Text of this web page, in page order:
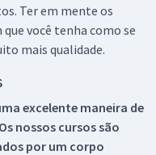
Ter em mente os
você tenha como se
mais qualidade.
excelente maneira de
nossos cursos são
por um corpo